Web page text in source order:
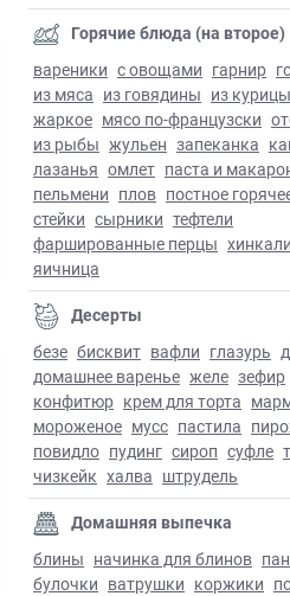
Горячие блюда (на второе)
вареники с овощами гарнир
из мяса из говядины из курицы
жаркое мясо по-французски
из рыбы жульен запеканка
лазанья омлет паста и
пельмени плов постное
стейки сырники тефтели
фаршированные перцы хинкали
яичница
Десерты
безе бисквит вафли глазурь
домашнее варенье желе зефир
конфитюр крем для торта
мороженое мусс пастила
повидло пудинг сироп суфле
чизкейк халва штрудель
Домашняя выпечка
блины начинка для блинов
булочки ватрушки коржики